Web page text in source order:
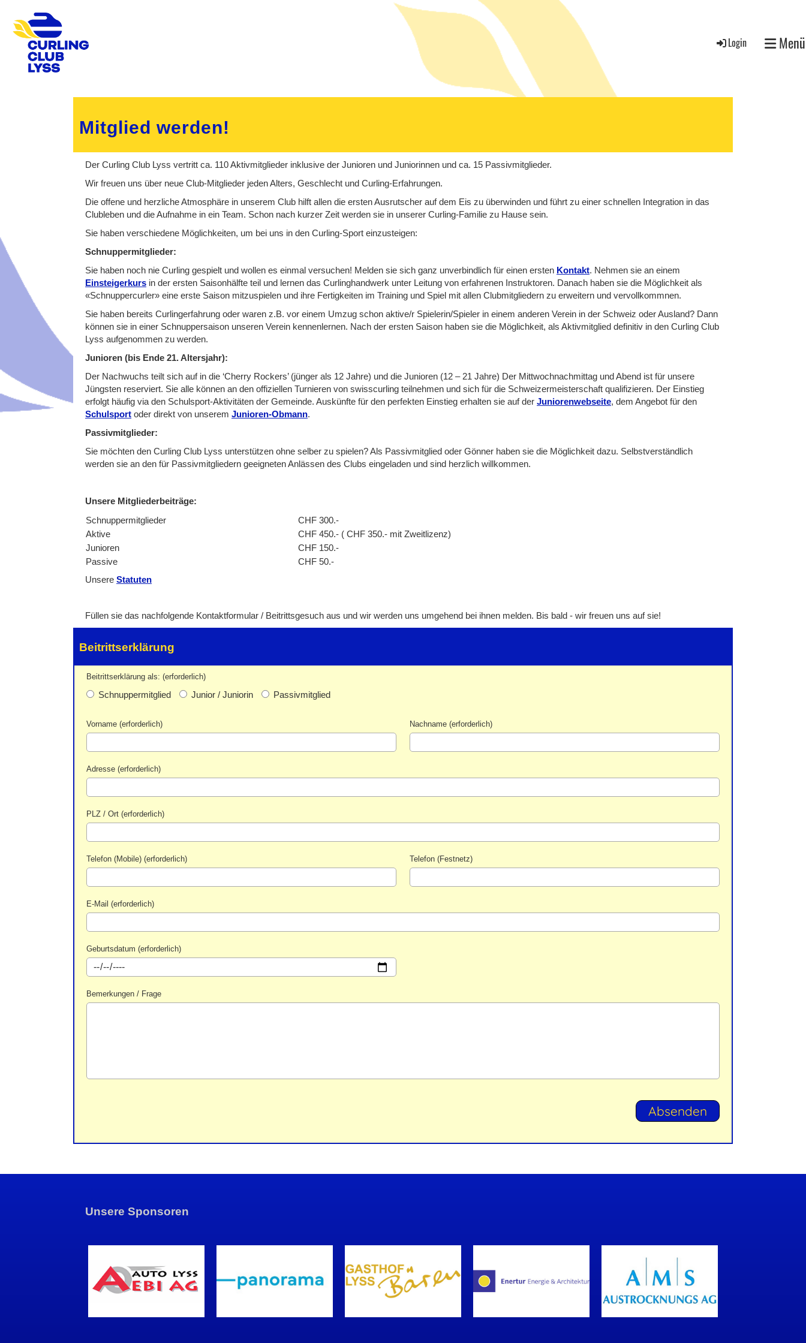
Login Menü
Mitglied werden!
Der Curling Club Lyss vertritt ca. 110 Aktivmitglieder inklusive der Junioren und Juniorinnen und ca. 15 Passivmitglieder.
Wir freuen uns über neue Club-Mitglieder jeden Alters, Geschlecht und Curling-Erfahrungen.
Die offene und herzliche Atmosphäre in unserem Club hilft allen die ersten Ausrutscher auf dem Eis zu überwinden und führt zu einer schnellen Integration in das
Clubleben und die Aufnahme in ein Team. Schon nach kurzer Zeit werden sie in unserer Curling-Familie zu Hause sein.
Sie haben verschiedene Möglichkeiten, um bei uns in den Curling-Sport einzusteigen:
Schnuppermitglieder:
Sie haben noch nie Curling gespielt und wollen es einmal versuchen! Melden sie sich ganz unverbindlich für einen ersten Kontakt. Nehmen sie an einem
Einsteigerkurs in der ersten Saisonhälfte teil und lernen das Curlinghandwerk unter Leitung von erfahrenen Instruktoren. Danach haben sie die Möglichkeit als
«Schnuppercurler» eine erste Saison mitzuspielen und ihre Fertigkeiten im Training und Spiel mit allen Clubmitgliedern zu erweitern und vervollkommnen.
Sie haben bereits Curlingerfahrung oder waren z.B. vor einem Umzug schon aktive/r Spielerin/Spieler in einem anderen Verein in der Schweiz oder Ausland? Dann
können sie in einer Schnuppersaison unseren Verein kennenlernen. Nach der ersten Saison haben sie die Möglichkeit, als Aktivmitglied definitiv in den Curling Club
Lyss aufgenommen zu werden.
Junioren (bis Ende 21. Altersjahr):
Der Nachwuchs teilt sich auf in die ‘Cherry Rockers’ (jünger als 12 Jahre) und die Junioren (12 – 21 Jahre) Der Mittwochnachmittag und Abend ist für unsere
Jüngsten reserviert. Sie alle können an den offiziellen Turnieren von swisscurling teilnehmen und sich für die Schweizermeisterschaft qualifizieren. Der Einstieg
erfolgt häufig via den Schulsport-Aktivitäten der Gemeinde. Auskünfte für den perfekten Einstieg erhalten sie auf der Juniorenwebseite, dem Angebot für den
Schulsport oder direkt von unserem Junioren-Obmann.
Passivmitglieder:
Sie möchten den Curling Club Lyss unterstützen ohne selber zu spielen? Als Passivmitglied oder Gönner haben sie die Möglichkeit dazu. Selbstverständlich
werden sie an den für Passivmitgliedern geeigneten Anlässen des Clubs eingeladen und sind herzlich willkommen.
Unsere Mitgliederbeiträge:
Schnuppermitglieder
CHF 300.-
Aktive
CHF 450.- ( CHF 350.- mit Zweitlizenz)
Junioren
CHF 150.-
Passive
CHF 50.-
Unsere Statuten
Füllen sie das nachfolgende Kontaktformular / Beitrittsgesuch aus und wir werden uns umgehend bei ihnen melden. Bis bald - wir freuen uns auf sie!
Beitrittserklärung
Beitrittserklärung als: (erforderlich)
Schnuppermitglied Junior / Juniorin Passivmitglied
Vorname (erforderlich) Nachname (erforderlich)
Adresse (erforderlich)
PLZ / Ort (erforderlich)
Telefon (Mobile) (erforderlich) Telefon (Festnetz)
E-Mail (erforderlich)
Geburtsdatum (erforderlich)
Bemerkungen / Frage
Unsere Sponsoren